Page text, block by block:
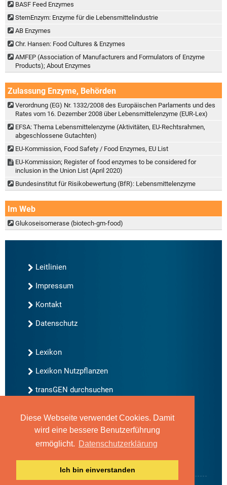
Diese Webseite verwendet Cookies. Damit
wird eine bessere Benutzerführung
ermöglicht. Datenschutzerklärung
Ich bin einverstanden
BASF Feed Enzymes
SternEnzym: Enzyme für die Lebensmittelindustrie
AB Enzymes
Chr. Hansen: Food Cultures & Enzymes
AMFEP (Association of Manufacturers and Formulators of Enzyme
Products); About Enzymes
Zulassung Enzyme, Behörden
Verordnung (EG) Nr. 1332/2008 des Europäischen Parlaments und des
Rates vom 16. Dezember 2008 über Lebensmittelenzyme (EUR-Lex)
EFSA: Thema Lebensmittelenzyme (Aktivitäten, EU-Rechtsrahmen,
abgeschlossene Gutachten)
EU-Kommission, Food Safety / Food Enzymes, EU List
EU-Kommission; Register of food enzymes to be considered for
inclusion in the Union List (April 2020)
Bundesinstitut für Risikobewertung (BfR): Lebensmittelenzyme
Im Web
Glukoseisomerase (biotech-gm-food)
Leitlinien
Impressum
Kontakt
Datenschutz
Lexikon
Lexikon Nutzpflanzen
transGEN durchsuchen
Neu bei transGEN